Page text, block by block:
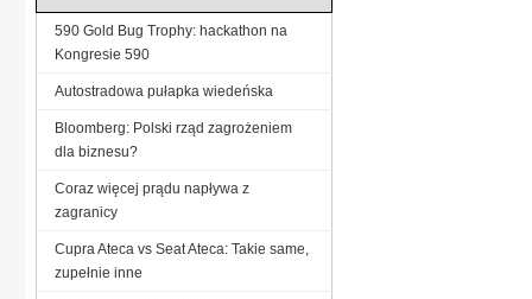
590 Gold Bug Trophy: hackathon na
Kongresie 590
Autostradowa pułapka wiedeńska
Bloomberg: Polski rząd zagrożeniem
dla biznesu?
Coraz więcej prądu napływa z
zagranicy
Cupra Ateca vs Seat Ateca: Takie same,
zupełnie inne